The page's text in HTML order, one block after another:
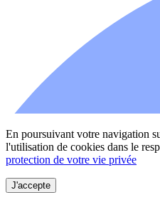
En poursuivant votre navigation
l'utilisation de cookies dans le
protection de votre vie privée
J'accepte